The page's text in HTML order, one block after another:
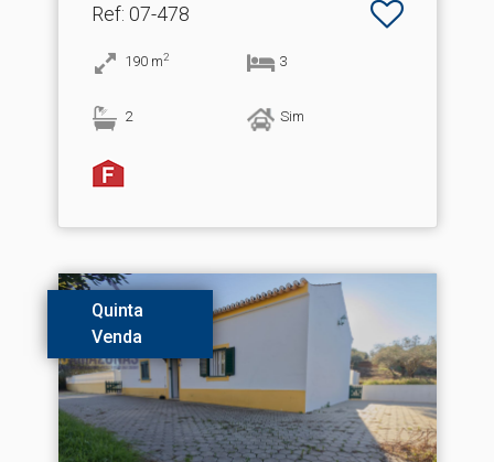
Ref: 07-478
190 m2 3
2 Sim
Quinta
Venda